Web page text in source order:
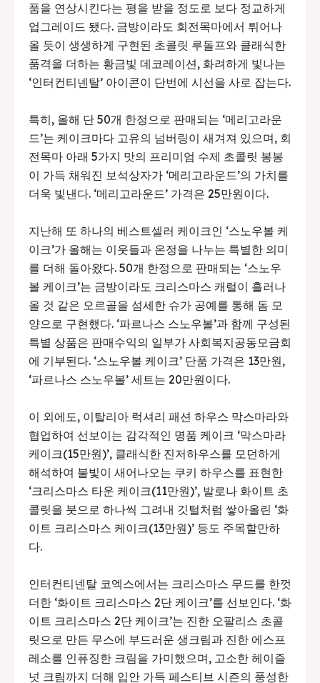
품을 연상시킨다는 평을 받을 정도로 보다 정교하게
업그레이드 됐다. 금방이라도 회전목마에서 튀어나
올 듯이 생생하게 구현된 초콜릿 루돌프와 클래식한
품격을 더하는 황금빛 데코레이션, 화려하게 빛나는
‘인터컨티넨탈’ 아이콘이 단번에 시선을 사로 잡는다.
특히, 올해 단 50개 한정으로 판매되는 ‘메리고라운
드’는 케이크마다 고유의 넘버링이 새겨져 있으며, 회
전목마 아래 5가지 맛의 프리미엄 수제 초콜릿 봉봉
이 가득 채워진 보석상자가 ‘메리고라운드’의 가치를
더욱 빛낸다. ‘메리고라운드’ 가격은 25만원이다.
지난해 또 하나의 베스트셀러 케이크인 ‘스노우볼 케
이크’가 올해는 이웃들과 온정을 나누는 특별한 의미
를 더해 돌아왔다. 50개 한정으로 판매되는 ‘스노우
볼 케이크’는 금방이라도 크리스마스 캐럴이 흘러나
올 것 같은 오르골을 섬세한 슈가 공예를 통해 돔 모
양으로 구현했다. ‘파르나스 스노우볼’과 함께 구성된
특별 상품은 판매수익의 일부가 사회복지공동모금회
에 기부된다. ‘스노우볼 케이크’ 단품 가격은 13만원,
‘파르나스 스노우볼’ 세트는 20만원이다.
이 외에도, 이탈리아 럭셔리 패션 하우스 막스마라와
협업하여 선보이는 감각적인 명품 케이크 ‘막스마라
케이크(15만원)’, 클래식한 진저하우스를 모던하게
해석하여 불빛이 새어나오는 쿠키 하우스를 표현한
‘크리스마스 타운 케이크(11만원)’, 발로나 화이트 초
콜릿을 붓으로 하나씩 그려내 깃털처럼 쌓아올린 ‘화
이트 크리스마스 케이크(13만원)’ 등도 주목할만하
다.
인터컨티넨탈 코엑스에서는 크리스마스 무드를 한껏
더한 ‘화이트 크리스마스 2단 케이크’를 선보인다. ‘화
이트 크리스마스 2단 케이크’는 진한 오팔리스 초콜
릿으로 만든 무스에 부드러운 생크림과 진한 에스프
레소를 인퓨징한 크림을 가미했으며, 고소한 헤이즐
넛 크림까지 더해 입안 가득 페스티브 시즌의 풍성한